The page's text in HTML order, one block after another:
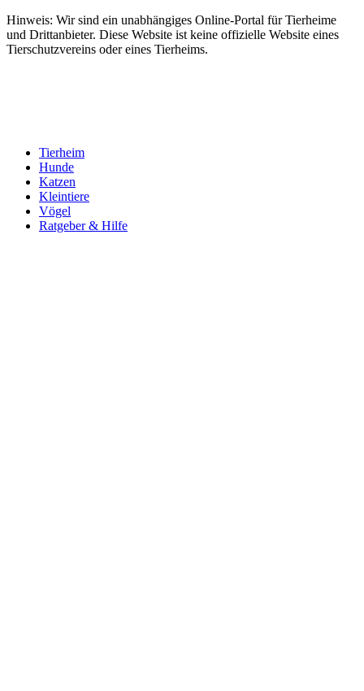
Hinweis: Wir sind ein unabhängiges Online-Portal für Tierheime
und Drittanbieter. Diese Website ist keine offizielle Website eines
Tierschutzvereins oder eines Tierheims.
Tierheim
Hunde
Katzen
Kleintiere
Vögel
Ratgeber & Hilfe